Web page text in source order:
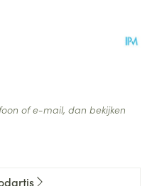
of e-mail, dan bekijken